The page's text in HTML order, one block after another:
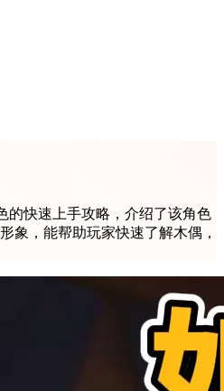
的快速上手攻略，介绍了该角色
象，能帮助玩家快速了解木偶，